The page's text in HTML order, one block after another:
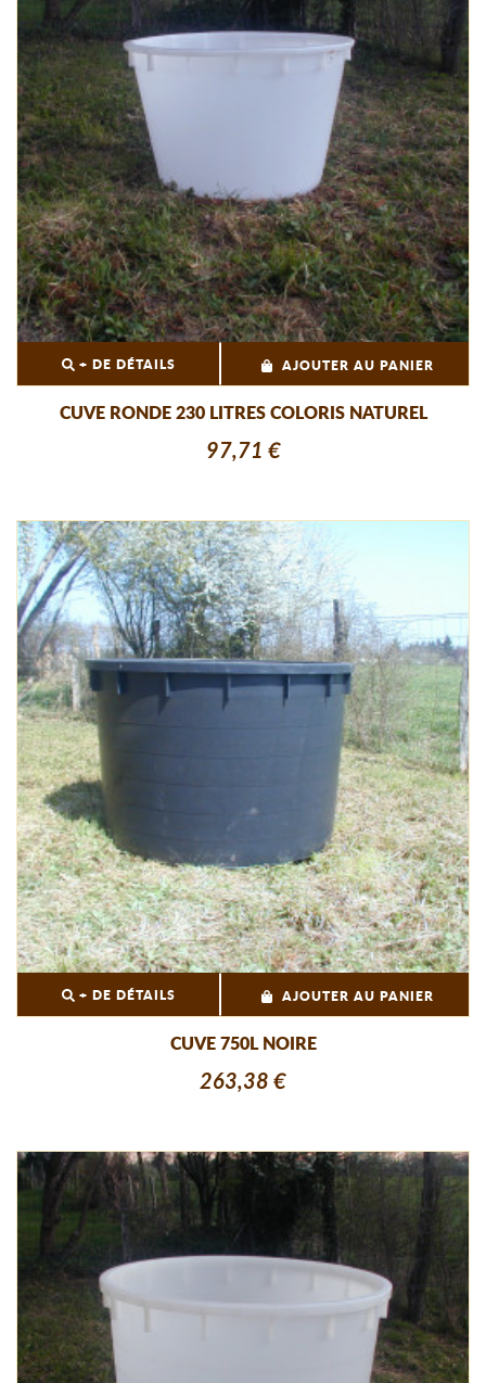
+ DE DÉTAILS AJOUTER AU PANIER
CUVE RONDE 230 LITRES COLORIS NATUREL
97,71 €
+ DE DÉTAILS AJOUTER AU PANIER
CUVE 750L NOIRE
263,38 €